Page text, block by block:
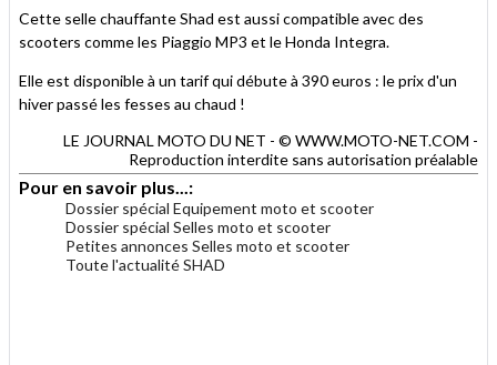
Cette selle chauffante Shad est aussi compatible avec des
scooters comme les Piaggio MP3 et le Honda Integra.
Elle est disponible à un tarif qui débute à 390 euros : le prix d'un
hiver passé les fesses au chaud !
LE JOURNAL MOTO DU NET - © WWW.MOTO-NET.COM -
Reproduction interdite sans autorisation préalable
Pour en savoir plus...:
Dossier spécial Equipement moto et scooter
Dossier spécial Selles moto et scooter
Petites annonces Selles moto et scooter
Toute l'actualité SHAD